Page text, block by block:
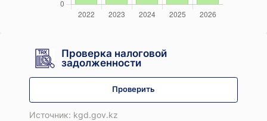
Проверка налоговой
задолженности
Проверить
Источник: kgd.gov.kz